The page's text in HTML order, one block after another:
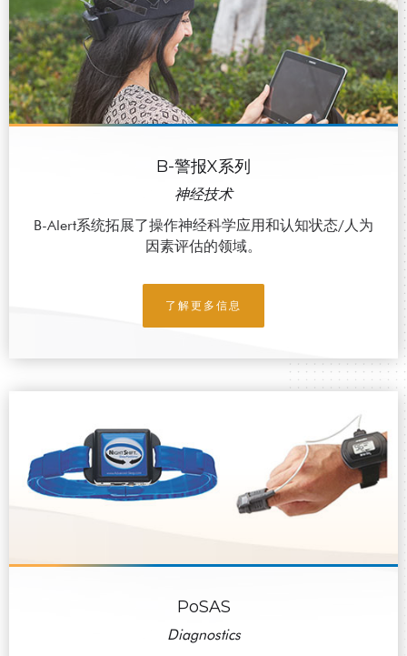
B-警报X系列
神经技术
B-Alert系统拓展了操作神经科学应用和认知状态/人为
因素评估的领域。
了解更多信息
PoSAS
Diagnostics